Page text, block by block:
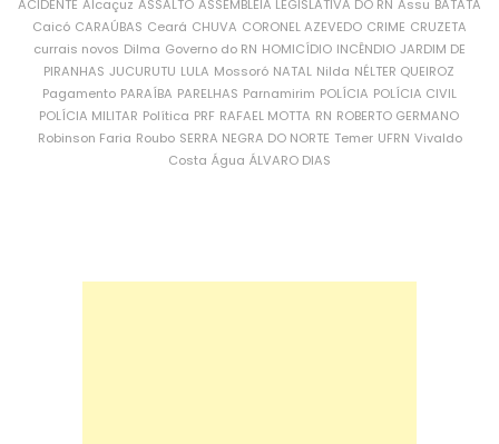
ACIDENTE Alcaçuz ASSALTO ASSEMBLEIA LEGISLATIVA DO RN Assu BATATA
Caicó CARAÚBAS Ceará CHUVA CORONEL AZEVEDO CRIME CRUZETA
currais novos Dilma Governo do RN HOMICÍDIO INCÊNDIO JARDIM DE
PIRANHAS JUCURUTU LULA Mossoró NATAL Nilda NÉLTER QUEIROZ
Pagamento PARAÍBA PARELHAS Parnamirim POLÍCIA POLÍCIA CIVIL
POLÍCIA MILITAR Política PRF RAFAEL MOTTA RN ROBERTO GERMANO
Robinson Faria Roubo SERRA NEGRA DO NORTE Temer UFRN Vivaldo
Costa Água ÁLVARO DIAS